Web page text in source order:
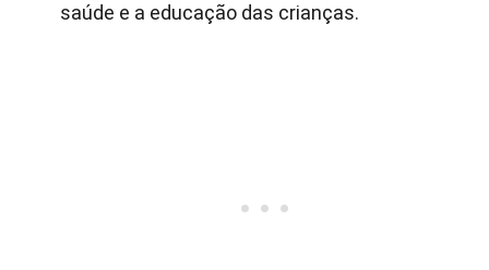
saúde e a educação das crianças.